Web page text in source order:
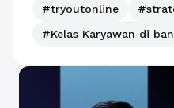
#tryoutonline
#Kelas Karyawan di